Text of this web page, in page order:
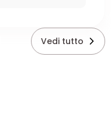
Vedi tutto